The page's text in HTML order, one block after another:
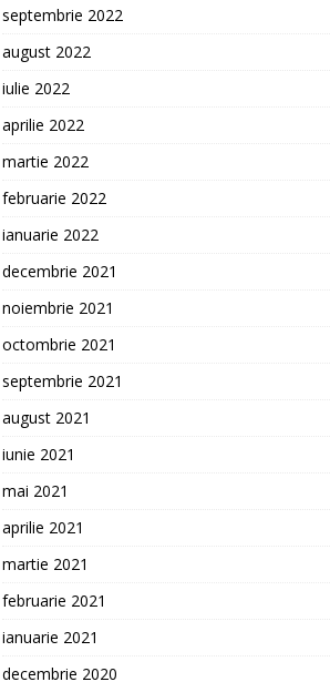
septembrie 2022
august 2022
iulie 2022
aprilie 2022
martie 2022
februarie 2022
ianuarie 2022
decembrie 2021
noiembrie 2021
octombrie 2021
septembrie 2021
august 2021
iunie 2021
mai 2021
aprilie 2021
martie 2021
februarie 2021
ianuarie 2021
decembrie 2020